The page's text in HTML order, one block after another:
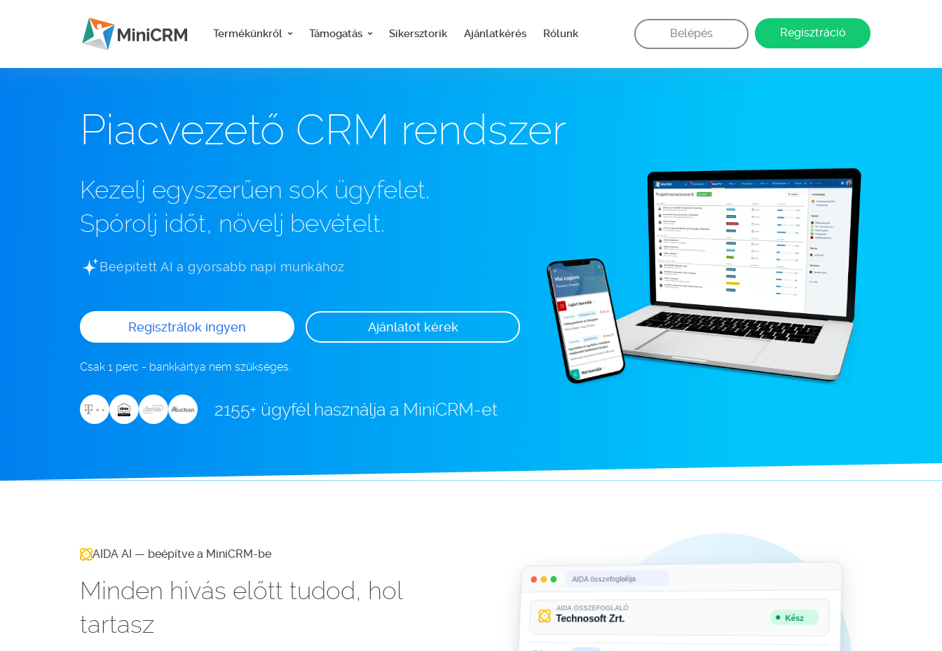
Termékünkről Támogatás Sikersztorik Ajánlatkérés Rólunk Belépés Regisztráció
Piacvezető CRM rendszer
Kezelj egyszerűen sok ügyfelet.
Spórolj időt, növelj bevételt.
Beépített AI a gyorsabb napi munkához
Regisztrálok ingyen Ajánlatot kérek
Csak 1 perc - bankkártya nem szükséges.
2155+ ügyfél használja a MiniCRM-et
AIDA AI — beépítve a MiniCRM-be
Minden hívás előtt tudod, hol
tartasz